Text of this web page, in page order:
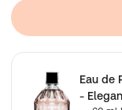
Eau de
-